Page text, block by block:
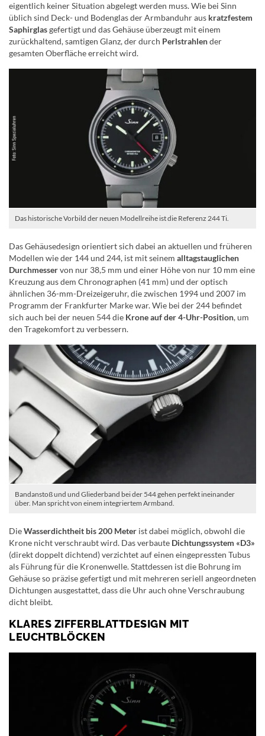
eigentlich keiner Situation abgelegt werden muss. Wie bei Sinn
üblich sind Deck- und Bodenglas der Armbanduhr aus kratzfestem
Saphirglasgefertigt und das Gehäuse überzeugt mit einem
zurückhaltend, samtigen Glanz, der durch Perlstrahlender
gesamten Oberfläche erreicht wird.
Das historische Vorbild der neuen Modellreihe ist die Referenz 244 Ti.
Das Gehäusedesign orientiert sich dabei an aktuellen und früheren
Modellen wie der 144 und 244, ist mit seinem alltagstauglichen
Durchmesservon nur 38,5 mm und einer Höhe von nur 10 mm eine
Kreuzung aus dem Chronographen (41 mm) und der optisch
ähnlichen 36-mm-Dreizeigeruhr, die zwischen 1994 und 2007 im
Programm der Frankfurter Marke war. Wie bei der 244 befindet
sich auch bei der neuen 544 die Krone auf der 4-Uhr-Position, um
den Tragekomfort zu verbessern.
Bandanstoß und und Gliederband bei der 544 gehen perfekt ineinander
über. Man spricht von einem integriertem Armband.
DieWasserdichtheit bis 200 Meter ist dabei möglich, obwohl die
Krone nicht verschraubt wird. Das verbaute Dichtungssystem «D3»
(direkt doppelt dichtend) verzichtet auf einen eingepressten Tubus
als Führung für die Kronenwelle. Stattdessen ist die Bohrung im
Gehäuse so präzise gefertigt und mit mehreren seriell angeordneten
Dichtungen ausgestattet, dass die Uhr auch ohne Verschraubung
dicht bleibt.
KLARES ZIFFERBLATTDESIGN MIT
LEUCHTBLÖCKEN